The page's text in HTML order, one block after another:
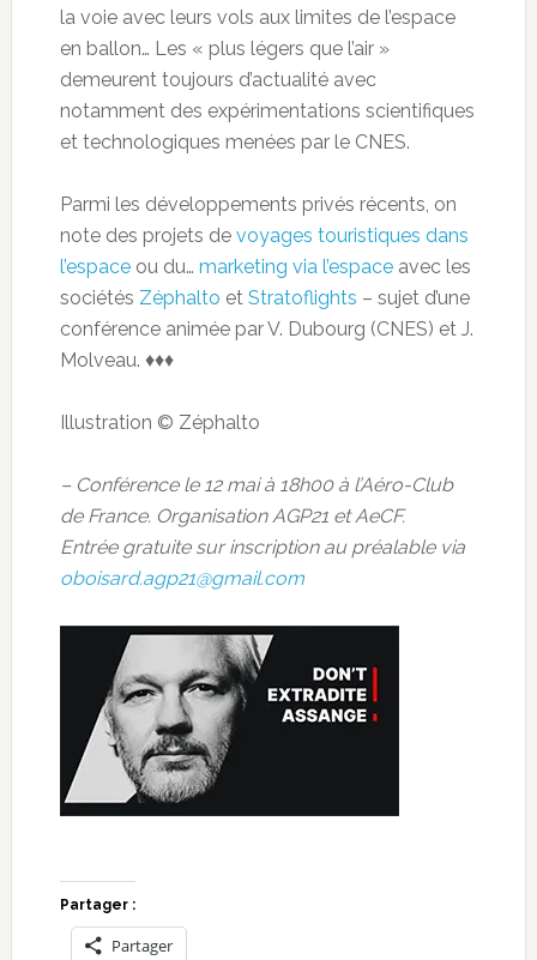
la voie avec leurs vols aux limites de l’espace
en ballon… Les « plus légers que l’air »
demeurent toujours d’actualité avec
notamment des expérimentations scientifiques
et technologiques menées par le CNES.
Parmi les développements privés récents, on
note des projets de voyages touristiques dans
l’espaceou du… marketing via l’espaceavec les
sociétés Zéphalto et Stratoflights – sujet d’une
conférence animée par V. Dubourg (CNES) et J.
Molveau. ♦♦♦
Illustration © Zéphalto
– Conférence le 12 mai à 18h00 à l’Aéro-Club
de France. Organisation AGP21 et AeCF.
Entrée gratuite sur inscription au préalable via
oboisard.agp21@gmail.com
Partager :
Partager